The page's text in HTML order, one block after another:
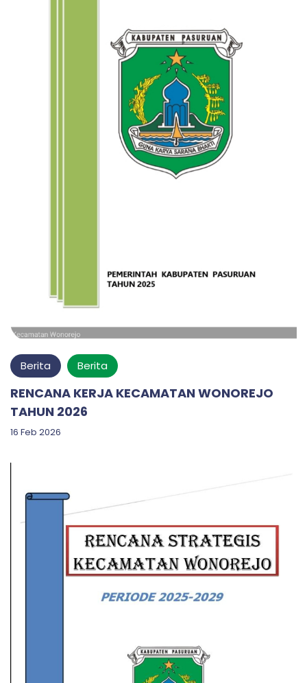
Berita Berita
RENCANA KERJA KECAMATAN WONOREJO
TAHUN 2026
16 Feb 2026